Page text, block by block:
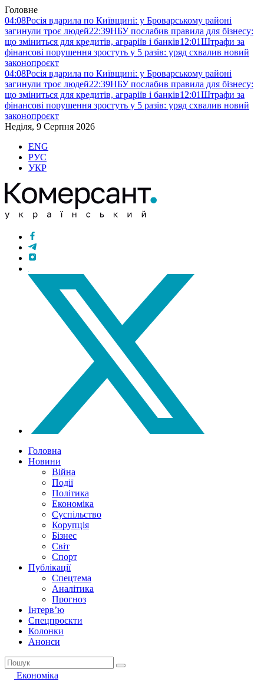
Головне
04:08Росія вдарила по Київщині: у Броварському районі
загинули троє людей22:39НБУ послабив правила для бізнесу:
що зміниться для кредитів, аграріїв і банків12:01Штрафи за
фінансові порушення зростуть у 5 разів: уряд схвалив новий
законопроєкт
04:08Росія вдарила по Київщині: у Броварському районі
загинули троє людей22:39НБУ послабив правила для бізнесу:
що зміниться для кредитів, аграріїв і банків12:01Штрафи за
фінансові порушення зростуть у 5 разів: уряд схвалив новий
законопроєкт
Неділя, 9 Серпня 2026
ENG
РУС
УКР
Головна
Новини
Війна
Події
Політика
Економіка
Суспільство
Корупція
Бізнес
Світ
Спорт
Публікації
Спецтема
Аналітика
Прогноз
Інтерв’ю
Спецпроєкти
Колонки
Анонси
Економіка